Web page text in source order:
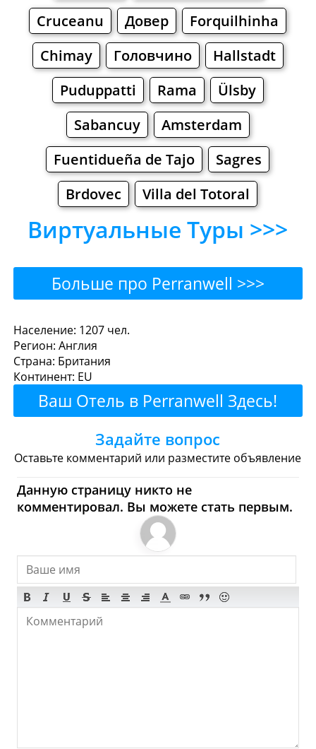
Cruceanu
Довер
Forquilhinha
Chimay
Головчино
Hallstadt
Puduppatti
Rama
Ülsby
Sabancuy
Amsterdam
Fuentidueña de Tajo
Sagres
Brdovec
Villa del Totoral
Виртуальные Туры >>>
Больше про Perranwell >>>
Perranwell - Где поесть
или перекусить?
Рестораны Кафе Бары
Пиво
Булочные
Супермаркеты
Торговые Центры
Perranwell - Где купить?
Магазины, Шоппинг
Продукты
Булочные
Супермаркеты
Торговые Центры
Мода
Население: 1207 чел.
Регион: Англия
Страна: Британия
Континент: EU
Ваш Отель в Perranwell Здесь!
Задайте вопрос
Оставьте комментарий или разместите объявление
Данную страницу никто не
комментировал. Вы можете стать первым.